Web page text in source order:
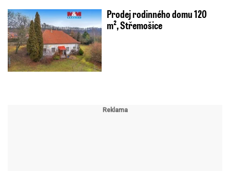
Prodej rodinného domu 120
m², Střemošice